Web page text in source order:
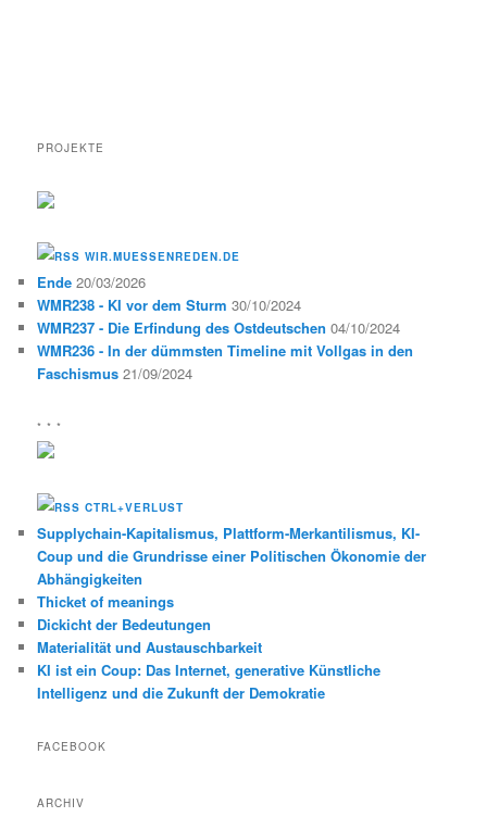
PROJEKTE
WIR.MUESSENREDEN.DE
Ende 20/03/2026
WMR238 - KI vor dem Sturm 30/10/2024
WMR237 - Die Erfindung des Ostdeutschen 04/10/2024
WMR236 - In der dümmsten Timeline mit Vollgas in den
Faschismus 21/09/2024
* * *
CTRL+VERLUST
Supplychain-Kapitalismus, Plattform-Merkantilismus, KI-
Coup und die Grundrisse einer Politischen Ökonomie der
Abhängigkeiten
Thicket of meanings
Dickicht der Bedeutungen
Materialität und Austauschbarkeit
KI ist ein Coup: Das Internet, generative Künstliche
Intelligenz und die Zukunft der Demokratie
FACEBOOK
ARCHIV